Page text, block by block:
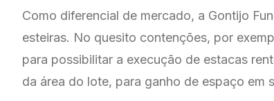
Como diferencial de mercado, a Gontijo
esteiras. No quesito contenções, por
para possibilitar a execução de estacas
da área do lote, para ganho de espaço em